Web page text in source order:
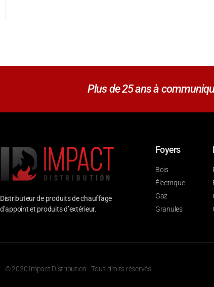
Plus de 25 ans à
Distributeur de produits de chauffage
d’appoint et produits d’extérieur.
Foyers
Bois
Électrique
Gaz
Granules
© 2020 Impact Distribution - Tous droits réservés